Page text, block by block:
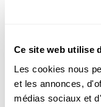
Ce site web utilise
Les cookies nous
et les annonces,
médias sociaux et